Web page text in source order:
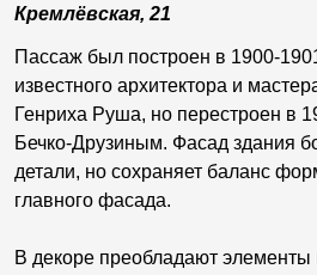
Кремлёвская, 21
Пассаж был построен в 1900-
известного архитектора и
Генриха Руша, но перестроен в
Бечко-Друзиным. Фасад здания
детали, но сохраняет баланс
главного фасада.
В декоре преобладают элементы